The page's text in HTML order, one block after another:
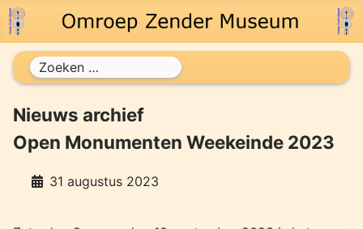
Zoeken
Nieuws archief
Open Monumenten Weekeinde 2023
31 augustus 2023